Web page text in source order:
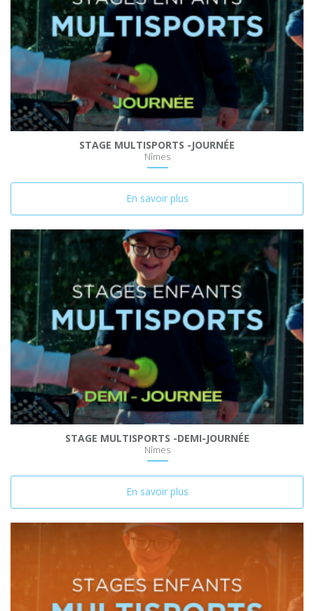
STAGE MULTISPORTS -JOURNÉE
Nîmes
En savoir plus
STAGE MULTISPORTS -DEMI-JOURNÉE
Nîmes
En savoir plus